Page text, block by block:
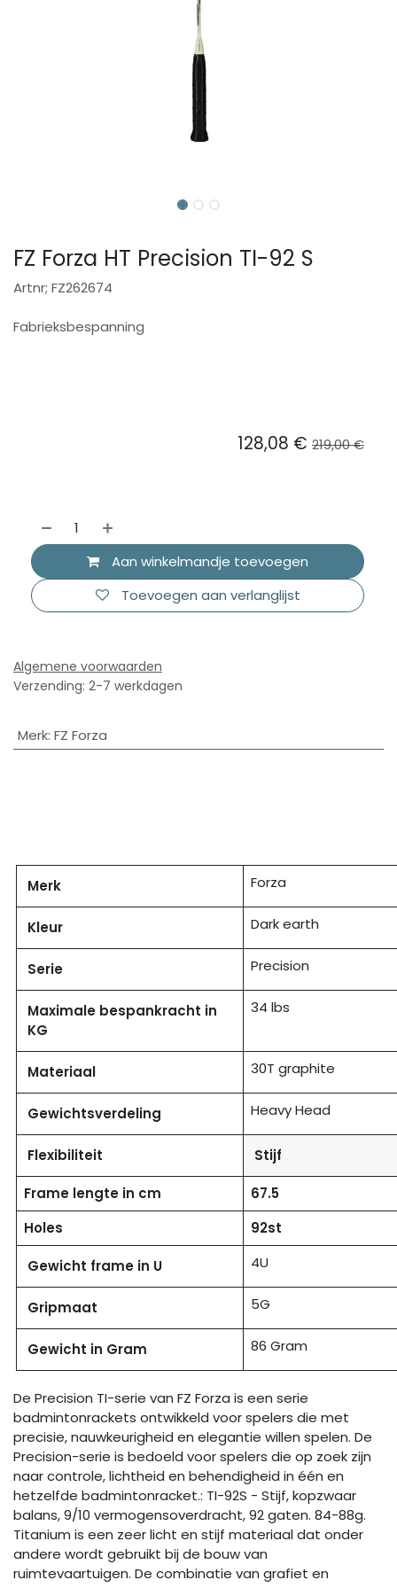
FZ Forza HT Precision TI-92 S
Artnr; FZ262674
Fabrieksbespanning
Aan winkelmandje toevoegen
Toevoegen aan verlanglijst
128,08 € 219,00€
Algemene voorwaarden
Verzending: 2-7 werkdagen
Merk: FZ Forza
Merk Forza
Kleur Dark earth
Serie Precision
Maximale bespankracht in
KG
34 lbs
Materiaal 30T graphite
Gewichtsverdeling Heavy Head
Flexibiliteit Stijf
Frame lengte in cm
67.5
Holes
92st
Gewicht frame in U 4U
Gripmaat 5G
Gewicht in Gram 86 Gram
De Precision TI-serie van FZ Forza is een serie
badmintonrackets ontwikkeld voor spelers die met
precisie, nauwkeurigheid en elegantie willen spelen. De
Precision-serie is bedoeld voor spelers die op zoek zijn
naar controle, lichtheid en behendigheid in één en
hetzelfde badmintonracket.: TI-92S - Stijf, kopzwaar
balans, 9/10 vermogensoverdracht, 92 gaten. 84-88g.
Titanium is een zeer licht en stijf materiaal dat onder
andere wordt gebruikt bij de bouw van
ruimtevaartuigen. De combinatie van grafiet en